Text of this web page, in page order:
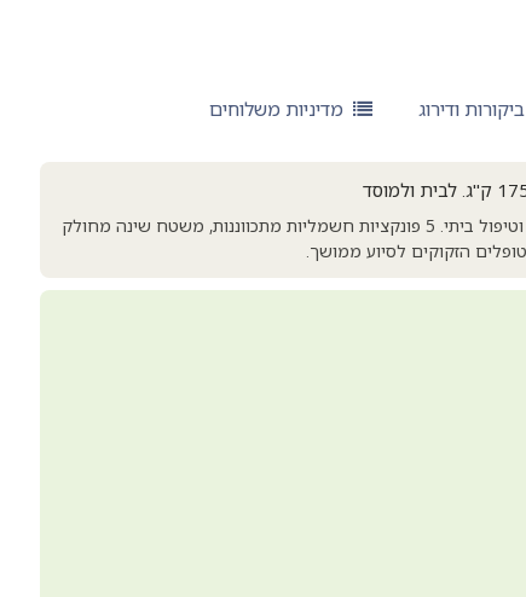
ביקורות ודירוג מדיניות משלוחים
מיטה סיעודית חשמלית מתקדמת לבתי חולים, מרכזים רפואיים וטיפול ביתי. 5 פונקציות חשמליות מתכווננות, משטח שינה מחולק